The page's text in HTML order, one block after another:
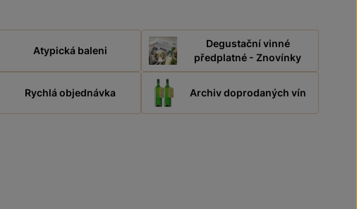
Atypická baleni
Degustační vinné
předplatné - Znovínky
Rychlá objednávka Archiv doprodaných vín